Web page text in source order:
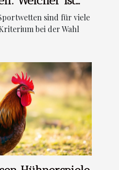
sind für viele
bei der Wahl